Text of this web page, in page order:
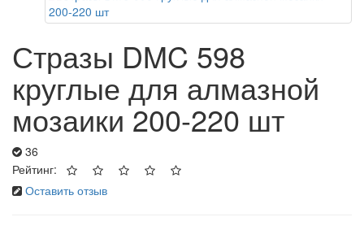
Стразы DMC 598
круглые для алмазной
мозаики 200-220 шт
36
Рейтинг:
Оставить отзыв